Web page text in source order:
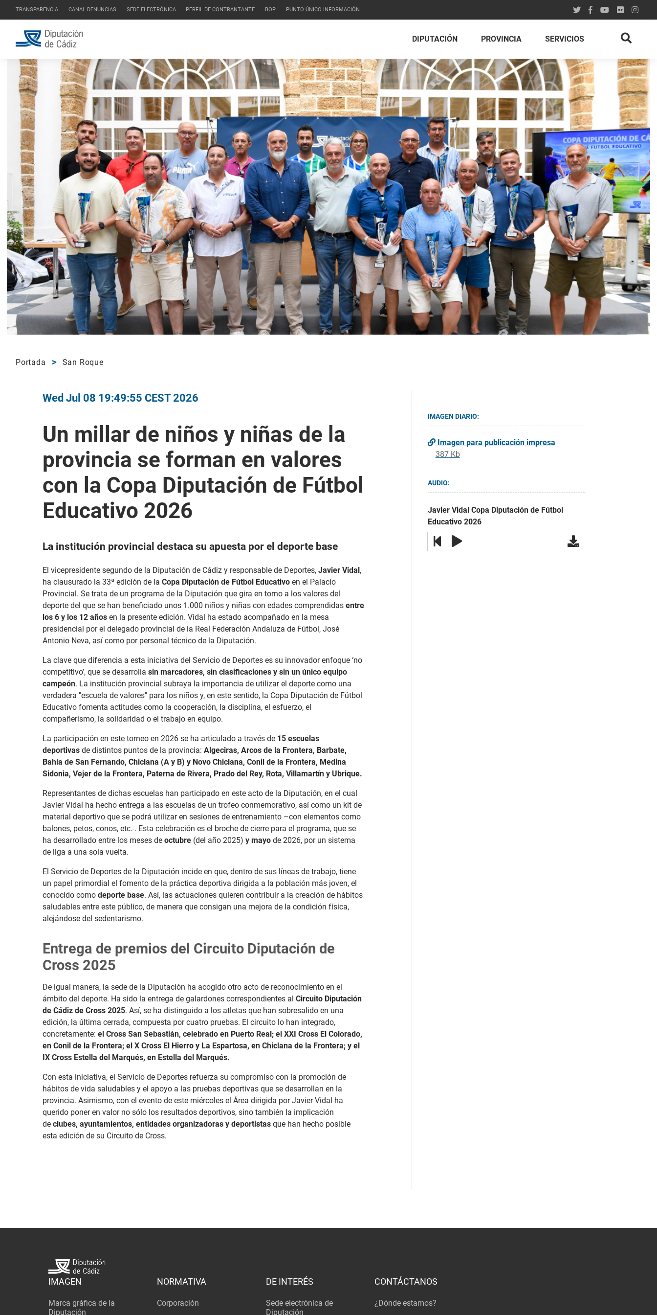
TRANSPARENCIA CANAL DENUNCIAS SEDE ELECTRÓNICA PERFIL DE CONTRANTANTE BOP PUNTO ÚNICO INFORMACIÓN
DIPUTACIÓN PROVINCIA SERVICIOS
Portada San Roque
Wed Jul 08 19:49:55 CEST 2026
Un millar de niños y niñas de la
provincia se forman en valores
con la Copa Diputación de Fútbol
Educativo 2026
La institución provincial destaca su apuesta por el deporte base
El vicepresidente segundo de la Diputación de Cádiz y responsable de Deportes, Javier Vidal,
ha clausurado la 33ª edición de la Copa Diputación de Fútbol Educativo en el Palacio
Provincial. Se trata de un programa de la Diputación que gira en torno a los valores del
deporte del que se han beneficiado unos 1.000 niños y niñas con edades comprendidas entre
los 6 y los 12 años en la presente edición. Vidal ha estado acompañado en la mesa
presidencial por el delegado provincial de la Real Federación Andaluza de Fútbol, José
Antonio Neva, así como por personal técnico de la Diputación.
La clave que diferencia a esta iniciativa del Servicio de Deportes es su innovador enfoque ‘no
competitivo’, que se desarrolla sin marcadores, sin clasificaciones y sin un único equipo
campeón. La institución provincial subraya la importancia de utilizar el deporte como una
verdadera "escuela de valores" para los niños y, en este sentido, la Copa Diputación de Fútbol
Educativo fomenta actitudes como la cooperación, la disciplina, el esfuerzo, el
compañerismo, la solidaridad o el trabajo en equipo.
La participación en este torneo en 2026 se ha articulado a través de 15 escuelas
deportivas de distintos puntos de la provincia: Algeciras, Arcos de la Frontera, Barbate,
Bahía de San Fernando, Chiclana (A y B) y Novo Chiclana, Conil de la Frontera, Medina
Sidonia, Vejer de la Frontera, Paterna de Rivera, Prado del Rey, Rota, Villamartín y Ubrique.
Representantes de dichas escuelas han participado en este acto de la Diputación, en el cual
Javier Vidal ha hecho entrega a las escuelas de un trofeo conmemorativo, así como un kit de
material deportivo que se podrá utilizar en sesiones de entrenamiento –con elementos como
balones, petos, conos, etc.-. Esta celebración es el broche de cierre para el programa, que se
ha desarrollado entre los meses de octubre (del año 2025) y mayo de 2026, por un sistema
de liga a una sola vuelta.
El Servicio de Deportes de la Diputación incide en que, dentro de sus líneas de trabajo, tiene
un papel primordial el fomento de la práctica deportiva dirigida a la población más joven, el
conocido como deporte base. Así, las actuaciones quieren contribuir a la creación de hábitos
saludables entre este público, de manera que consigan una mejora de la condición física,
alejándose del sedentarismo.
Entrega de premios del Circuito Diputación de
Cross 2025
De igual manera, la sede de la Diputación ha acogido otro acto de reconocimiento en el
ámbito del deporte. Ha sido la entrega de galardones correspondientes al Circuito Diputación
de Cádiz de Cross 2025. Así, se ha distinguido a los atletas que han sobresalido en una
edición, la última cerrada, compuesta por cuatro pruebas. El circuito lo han integrado,
concretamente: el Cross San Sebastián, celebrado en Puerto Real; el XXI Cross El Colorado,
en Conil de la Frontera; el X Cross El Hierro y La Espartosa, en Chiclana de la Frontera; y el
IX Cross Estella del Marqués, en Estella del Marqués.
Con esta iniciativa, el Servicio de Deportes refuerza su compromiso con la promoción de
hábitos de vida saludables y el apoyo a las pruebas deportivas que se desarrollan en la
provincia. Asimismo, con el evento de este miércoles el Área dirigida por Javier Vidal ha
querido poner en valor no sólo los resultados deportivos, sino también la implicación
de clubes, ayuntamientos, entidades organizadoras y deportistas que han hecho posible
esta edición de su Circuito de Cross.
IMAGEN DIARIO:
Imagen para publicación impresa
387 Kb
AUDIO:
Javier Vidal Copa Diputación de Fútbol
Educativo 2026
IMAGEN
Marca gráfica de la
Diputación
NORMATIVA
Corporación
DE INTERÉS
Sede electrónica de
Diputación
CONTÁCTANOS
¿Dónde estamos?